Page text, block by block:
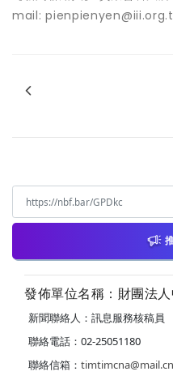
mail:
發佈單位名稱：財團法
新聞聯絡人：訊息服務核稿員
聯絡電話：02-25051180
聯絡信箱：